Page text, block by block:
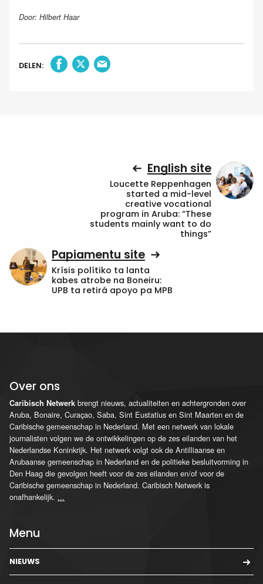
Door: Hilbert Haar
DELEN:
English site
Loucette Reppenhagen
started a mid-level
creative vocational
program in Aruba: “These
students mainly want to do
things”
Papiamentu site
Krísis polítiko ta lanta
kabes atrobe na Boneiru:
UPB ta retirá apoyo pa MPB
Over ons
Caribisch Netwerk brengt nieuws, actualiteiten en achtergronden over
Aruba, Bonaire, Curaçao, Saba, Sint Eustatius en Sint Maarten en de
Caribische gemeenschap in Nederland. Met een netwerk van lokale
journalisten volgen we de ontwikkelingen op de zes eilanden van het
Nederlandse Koninkrijk. Het netwerk volgt ook de Antilliaanse en
Arubaanse gemeenschap in Nederland en de politieke besluitvorming in
Den Haag die gevolgen heeft voor de zes eilanden en/of voor de
Caribische gemeenschap in Nederland. Caribisch Netwerk is
onafhankelijk. ...
Menu
NIEUWS